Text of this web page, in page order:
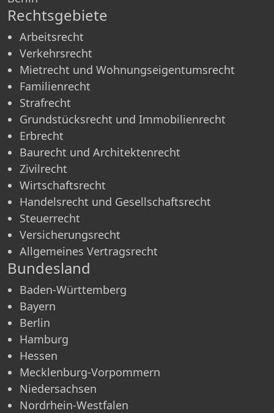
Rechtsgebiete
Arbeitsrecht
Verkehrsrecht
Mietrecht und Wohnungseigentumsrecht
Familienrecht
Strafrecht
Grundstücksrecht und Immobilienrecht
Erbrecht
Baurecht und Architektenrecht
Zivilrecht
Wirtschaftsrecht
Handelsrecht und Gesellschaftsrecht
Steuerrecht
Versicherungsrecht
Allgemeines Vertragsrecht
Bundesland
Baden-Württemberg
Bayern
Berlin
Hamburg
Hessen
Mecklenburg-Vorpommern
Niedersachsen
Nordrhein-Westfalen